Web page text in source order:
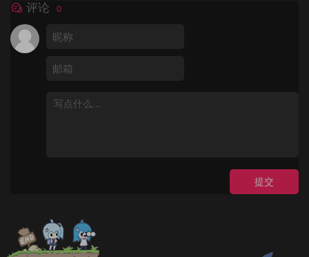
评论 0
提交